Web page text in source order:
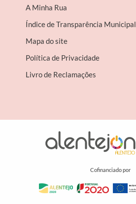
A Minha Rua
Índice de Transparência Municipal
Mapa do site
Política de Privacidade
Livro de Reclamações
Cofinanciado por